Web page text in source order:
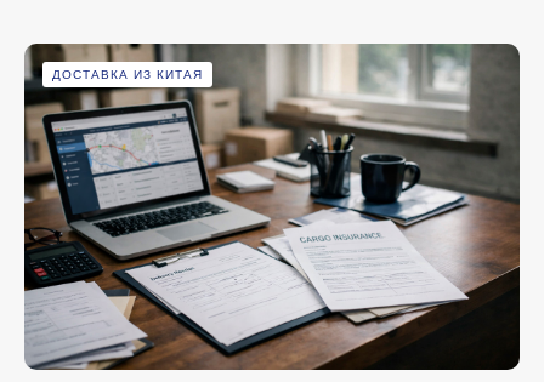
ДОСТАВКА ИЗ КИТАЯ